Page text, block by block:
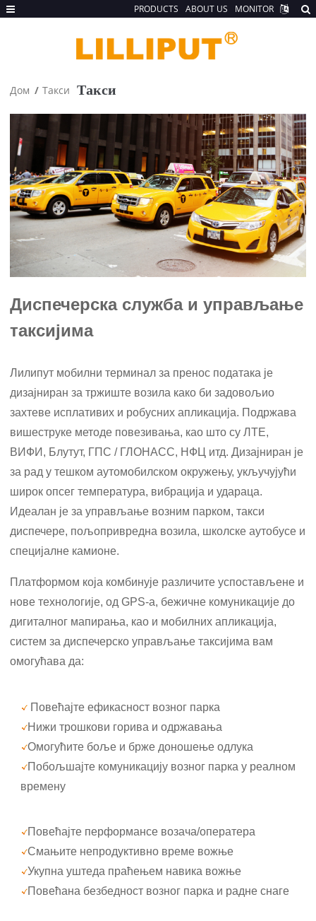
Такси
Дом Такси
Диспечерска служба и управљање
таксијима
Лилипут мобилни терминал за пренос података је
дизајниран за тржиште возила како би задовољио
захтеве исплативих и робусних апликација. Подржава
вишеструке методе повезивања, као што су ЛТЕ,
ВИФИ, Блутут, ГПС / ГЛОНАСС, НФЦ итд. Дизајниран је
за рад у тешком аутомобилском окружењу, укључујући
широк опсег температура, вибрација и удараца.
Идеалан је за управљање возним парком, такси
диспечере, пољопривредна возила, школске аутобусе и
специјалне камионе.
Платформом која комбинује различите успостављене и
нове технологије, од GPS-а, бежичне комуникације до
дигиталног мапирања, као и мобилних апликација,
систем за диспечерско управљање таксијима вам
омогућава да:
Повећајте ефикасност возног парка
Нижи трошкови горива и одржавања
Омогућите боље и брже доношење одлука
Побољшајте комуникацију возног парка у реалном
времену
Повећајте перформансе возача/оператера
Смањите непродуктивно време вожње
Укупна уштеда праћењем навика вожње
Повећана безбедност возног парка и радне снаге
PRODUCTS ABOUT US MONITOR